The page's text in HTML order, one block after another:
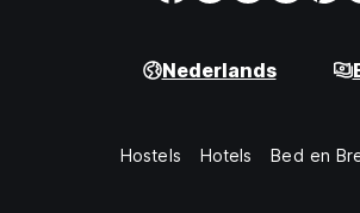
Nederlands
Hostels Hotels Bed en